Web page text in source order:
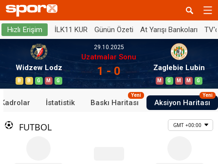
Hızlı Erişim İLK11 KUR Günün Özeti At Yarışı Bankoları
Widzew Lodz
B B G M G
29.10.2025
Uzatmalar Sonu
1 - 0 Zaglebie Lubin
M G M M G
Kadrolar İstatistik Baskı Haritası
Yeni
Aksiyon Haritası
Yeni
FUTBOL GMT +00:00